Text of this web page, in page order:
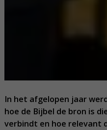
In het afgelopen jaar
hoe de Bijbel de bron is
verbindt en hoe relevant